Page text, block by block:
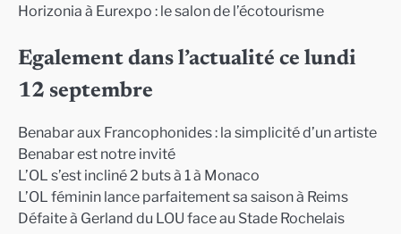
Horizonia à Eurexpo : le salon de l’écotourisme
Egalement dans l’actualité ce lundi
12 septembre
Benabar aux Francophonides : la simplicité d’un artiste
Benabar est notre invité
L’OL s’est incliné 2 buts à 1 à Monaco
L’OL féminin lance parfaitement sa saison à Reims
Défaite à Gerland du LOU face au Stade Rochelais